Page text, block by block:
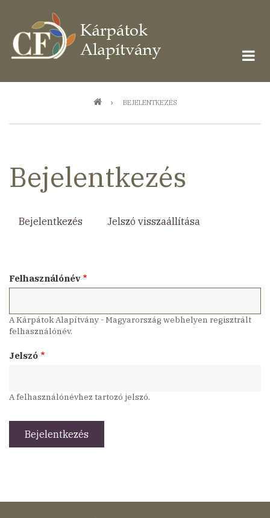
tartalomra
BEJELENTKEZÉS
Bejelentkezés
Bejelentkezés (aktívJelszó visszaállítása
Felhasználónév
A Kárpátok Alapítvány - Magyarország webhelyen regisztrált
felhasználónév.
Jelszó
A felhasználónévhez tartozó jelszó.